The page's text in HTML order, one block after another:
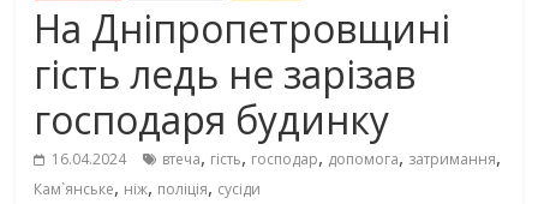
На Дніпропетровщині
гість ледь не зарізав
господаря будинку
16.04.2024 втеча, гість, господар, допомога, затримання,
Кам`янське, ніж, поліція, сусіди